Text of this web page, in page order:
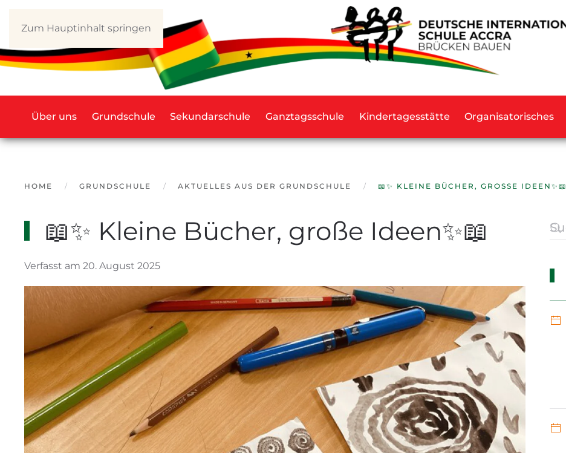
Zum Hauptinhalt springen
Über uns Grundschule Sekundarschule Ganztagsschule Kindertagesstätte Organisatorisches
HOME GRUNDSCHULE AKTUELLES AUS DER GRUNDSCHULE 📖✨ KLEINE BÜCHER, GROSSE IDEEN✨📖
📖✨ Kleine Bücher, große Ideen✨📖
Verfasst am 20. August 2025